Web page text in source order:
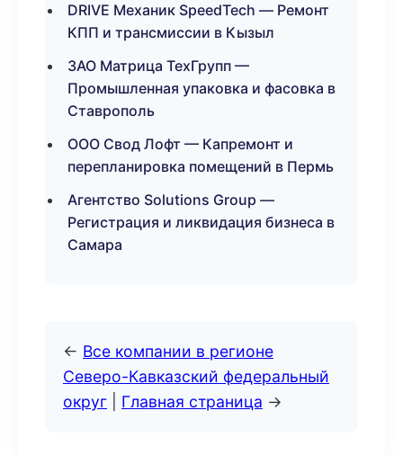
DRIVE Механик SpeedTech — Ремонт
КПП и трансмиссии в Кызыл
ЗАО Матрица ТехГрупп —
Промышленная упаковка и фасовка в
Ставрополь
ООО Свод Лофт — Капремонт и
перепланировка помещений в Пермь
Агентство Solutions Group —
Регистрация и ликвидация бизнеса в
Самара
← Все компании в регионе
Северо-Кавказский федеральный
округ
Главная страница →